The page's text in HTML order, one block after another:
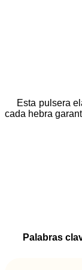
Esta pulsera
cada hebra
Palabras